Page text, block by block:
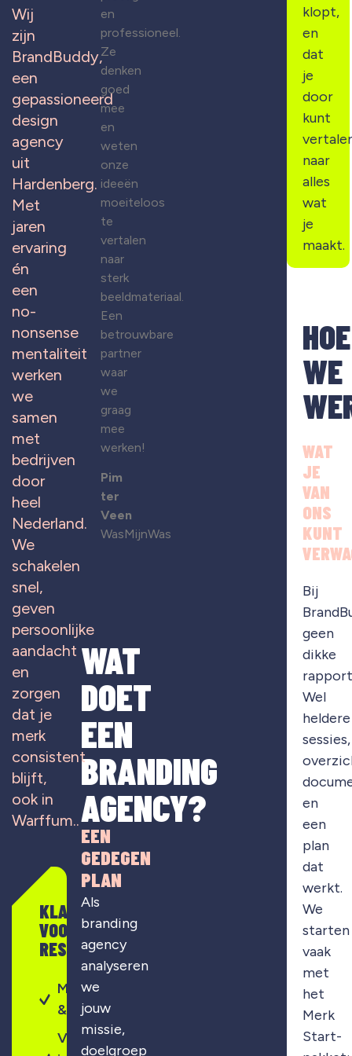
Wij
zijn
BrandBuddy,
een
gepassioneerd
design
agency
uit
Hardenberg.
Met
jaren
ervaring
én
een
no-
nonsense
mentaliteit
werken
we
samen
met
bedrijven
door
heel
Nederland.
We
schakelen
snel,
geven
persoonlijke
aandacht
en
zorgen
dat je
merk
consistent
blijft,
ook in
Warffum..
KLAAR
VOOR
RESULTAAT?
Merkontwikkeling
& strategie
Visuele
en
professioneel.
Ze
denken
goed
mee
en
weten
onze
ideeën
moeiteloos
te
vertalen
naar
sterk
beeldmateriaal.
Een
betrouwbare
partner
waar
we
graag
mee
werken!
Pim
ter
Veen
WasMijnWas
WAT
DOET
EEN
BRANDING
AGENCY?
EEN
GEDEGEN
PLAN
Als
branding
agency
analyseren
we
jouw
missie,
doelgroep
HOE
WE
WAT
JE
VAN
ONS
KUNT
Bij
geen
dikke
Wel
heldere
sessies,
en
een
plan
dat
werkt.
We
starten
vaak
met
het
Merk
Start-
klopt,
en
dat
je
door
kunt
naar
alles
wat
je
maakt.